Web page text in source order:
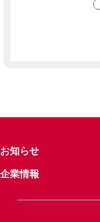
お知らせ
企業情報